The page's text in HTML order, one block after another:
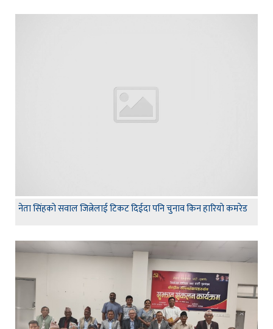
नेता सिंहकाे सवाल जित्नेलाई टिकट दिईदा पनि चुनाव किन हारियाे कमरेड